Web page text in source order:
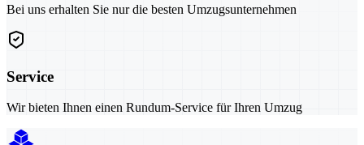
Bei uns erhalten Sie nur die besten Umzugsunternehmen
Service
Wir bieten Ihnen einen Rundum-Service für Ihren Umzug